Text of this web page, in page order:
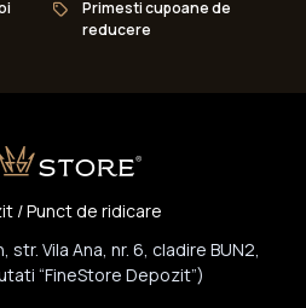
Primesti cupoane de
reducere
/ Punct de ridicare
Vila Ana, nr. 6, cladire BUN2,
“FineStore Depozit”)